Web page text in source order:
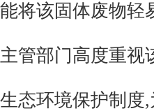
能将该固体废物轻
主管部门高度重视
生态环境保护制度